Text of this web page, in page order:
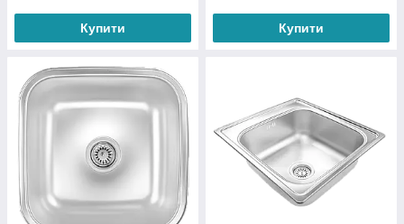
Купити Купити